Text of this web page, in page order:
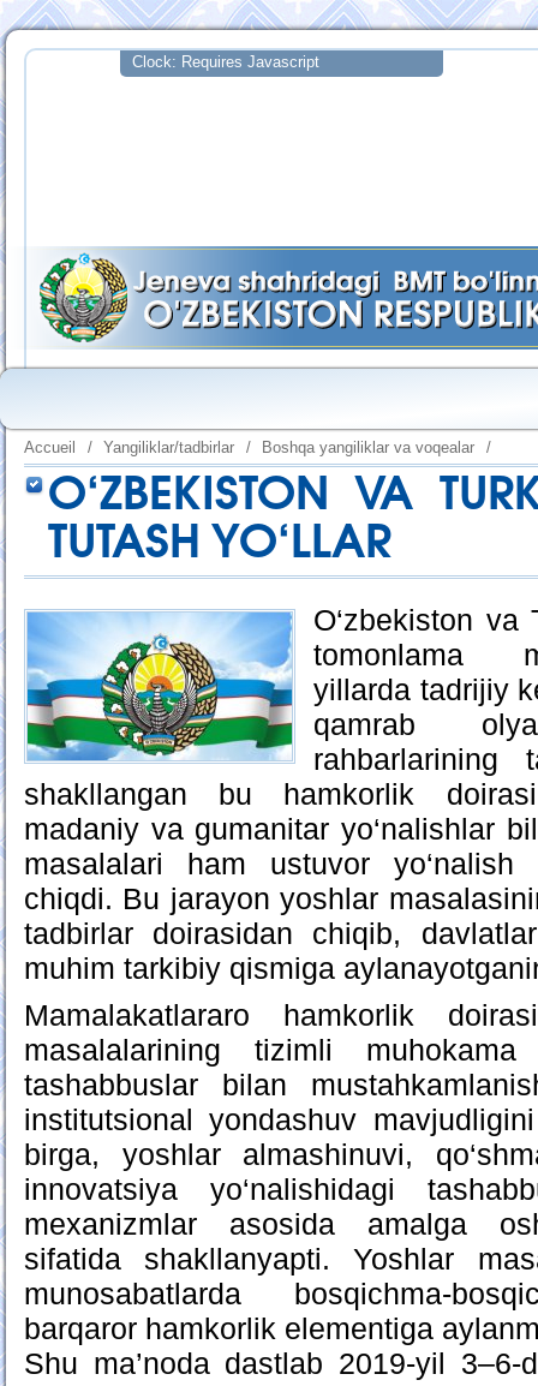
Accueil / Yangiliklar/tadbirlar / Boshqa yangiliklar va voqealar /
O‘ZBEKISTON VA
TUTASH YO‘LLAR
O‘zbekiston va
tomonlama
yillarda tadrijiy
qamrab
rahbarlarining
shakllangan bu hamkorlik
madaniy va gumanitar yo‘nalishlar
masalalari ham ustuvor
chiqdi. Bu jarayon yoshlar
tadbirlar doirasidan chiqib,
muhim tarkibiy qismiga
Mamalakatlararo hamkorlik
masalalarining tizimli
tashabbuslar bilan
institutsional yondashuv
birga, yoshlar almashinuvi,
innovatsiya yo‘nalishidagi
mexanizmlar asosida amalga
sifatida shakllanyapti. Yoshlar
munosabatlarda bosqichma-
barqaror hamkorlik elementiga
Shu ma’noda dastlab 2019-yil 3–6-